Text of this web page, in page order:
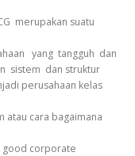
merupakan suatu
yang tangguh dan
sistem dan struktur
perusahaan kelas
cara bagaimana
good corporate